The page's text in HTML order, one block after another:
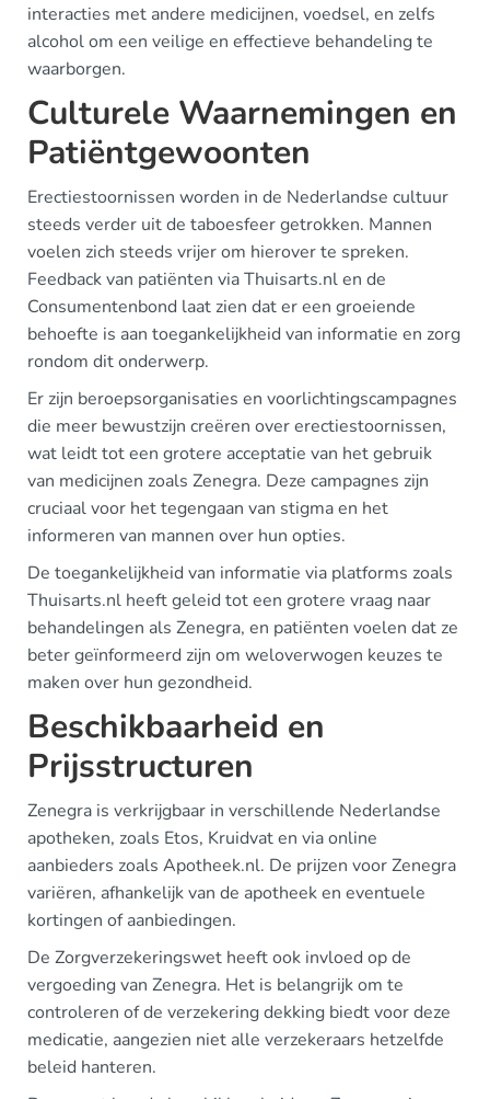
interacties met andere medicijnen, voedsel, en zelfs
alcohol om een veilige en effectieve behandeling te
waarborgen.
Culturele Waarnemingen en
Patiëntgewoonten
Erectiestoornissen worden in de Nederlandse cultuur
steeds verder uit de taboesfeer getrokken. Mannen
voelen zich steeds vrijer om hierover te spreken.
Feedback van patiënten via Thuisarts.nl en de
Consumentenbond laat zien dat er een groeiende
behoefte is aan toegankelijkheid van informatie en zorg
rondom dit onderwerp.
Er zijn beroepsorganisaties en voorlichtingscampagnes
die meer bewustzijn creëren over erectiestoornissen,
wat leidt tot een grotere acceptatie van het gebruik
van medicijnen zoals Zenegra. Deze campagnes zijn
cruciaal voor het tegengaan van stigma en het
informeren van mannen over hun opties.
De toegankelijkheid van informatie via platforms zoals
Thuisarts.nl heeft geleid tot een grotere vraag naar
behandelingen als Zenegra, en patiënten voelen dat ze
beter geïnformeerd zijn om weloverwogen keuzes te
maken over hun gezondheid.
Beschikbaarheid en
Prijsstructuren
Zenegra is verkrijgbaar in verschillende Nederlandse
apotheken, zoals Etos, Kruidvat en via online
aanbieders zoals Apotheek.nl. De prijzen voor Zenegra
variëren, afhankelijk van de apotheek en eventuele
kortingen of aanbiedingen.
De Zorgverzekeringswet heeft ook invloed op de
vergoeding van Zenegra. Het is belangrijk om te
controleren of de verzekering dekking biedt voor deze
medicatie, aangezien niet alle verzekeraars hetzelfde
beleid hanteren.